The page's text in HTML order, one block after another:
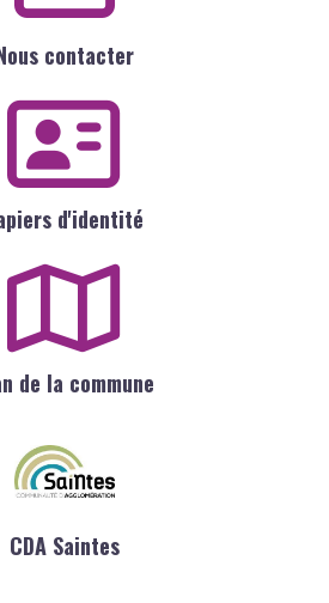
contacter
d'identité
de la commune
CDA Saintes